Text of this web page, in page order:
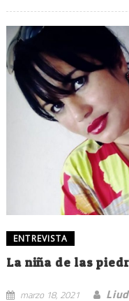
ENTREVISTA
La niña de las
marzo 18, 2021